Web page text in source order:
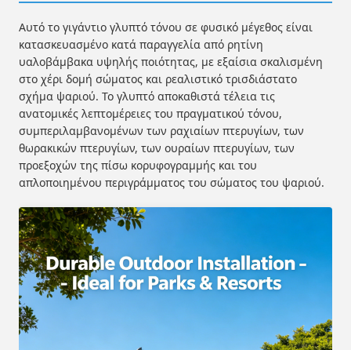
Αυτό το γιγάντιο γλυπτό τόνου σε φυσικό μέγεθος είναι
κατασκευασμένο κατά παραγγελία από ρητίνη
υαλοβάμβακα υψηλής ποιότητας, με εξαίσια σκαλισμένη
στο χέρι δομή σώματος και ρεαλιστικό τρισδιάστατο
σχήμα ψαριού. Το γλυπτό αποκαθιστά τέλεια τις
ανατομικές λεπτομέρειες του πραγματικού τόνου,
συμπεριλαμβανομένων των ραχιαίων πτερυγίων, των
θωρακικών πτερυγίων, των ουραίων πτερυγίων, των
προεξοχών της πίσω κορυφογραμμής και του
απλοποιημένου περιγράμματος του σώματος του ψαριού.